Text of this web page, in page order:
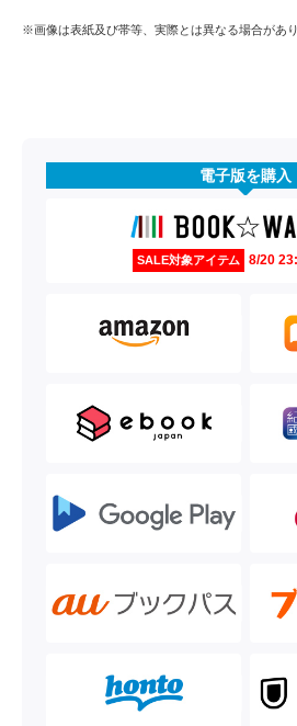
※画像は表紙及び帯等、実際とは異なる場合があり
電子版を購入
SALE対象アイテム 8/20